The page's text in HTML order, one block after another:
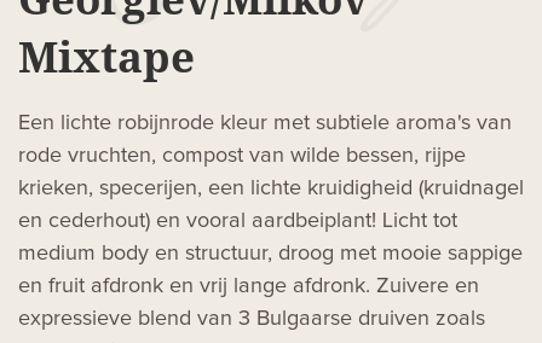
Mixtape
Een lichte robijnrode kleur met subtiele aroma's van
rode vruchten, compost van wilde bessen, rijpe
krieken, specerijen, een lichte kruidigheid (kruidnagel
en cederhout) en vooral aardbeiplant! Licht tot
medium body en structuur, droog met mooie sappige
en fruit afdronk en vrij lange afdronk. Zuivere en
expressieve blend van 3 Bulgaarse druiven zoals